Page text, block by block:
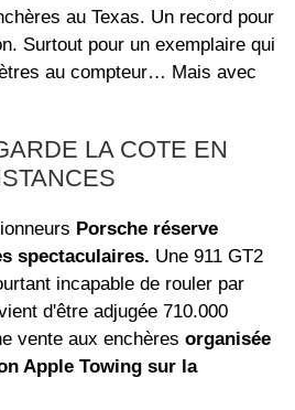
au Texas. Un record pour
Surtout pour un exemplaire qui
au compteur… Mais avec
LA COTE EN
Porsche réserve
spectaculaires. Une 911 GT2
incapable de rouler par
d'être adjugée 710.000
vente aux enchères organisée
Apple Towing sur la